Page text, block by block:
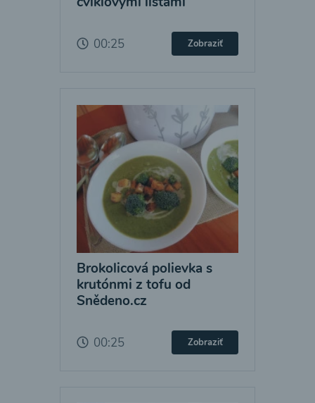
00:25 Zobraziť
Brokolicová polievka s
krutónmi z tofu od
Snědeno.cz
00:25 Zobraziť